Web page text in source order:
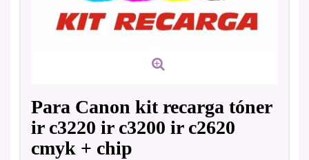
Para Canon kit recarga tóner
ir c3220 ir c3200 ir c2620
cmyk + chip